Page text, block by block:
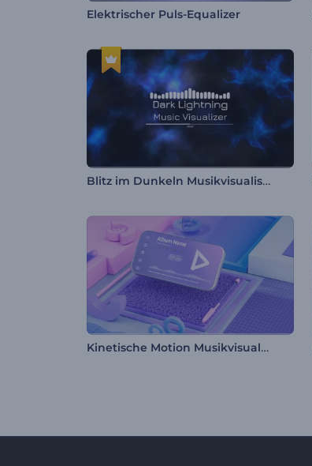
Elektrischer Puls-Equalizer
Blitz im Dunkeln Musikvisualisierung
Kinetische Motion Musikvisualisierer